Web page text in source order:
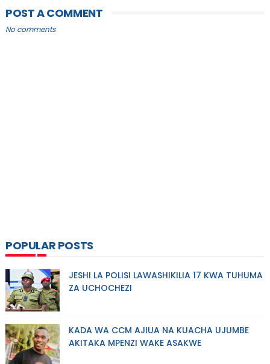
POST A COMMENT
No comments
POPULAR POSTS
JESHI LA POLISI LAWASHIKILIA 17 KWA TUHUMA
ZA UCHOCHEZI
KADA WA CCM AJIUA NA KUACHA UJUMBE
AKITAKA MPENZI WAKE ASAKWE